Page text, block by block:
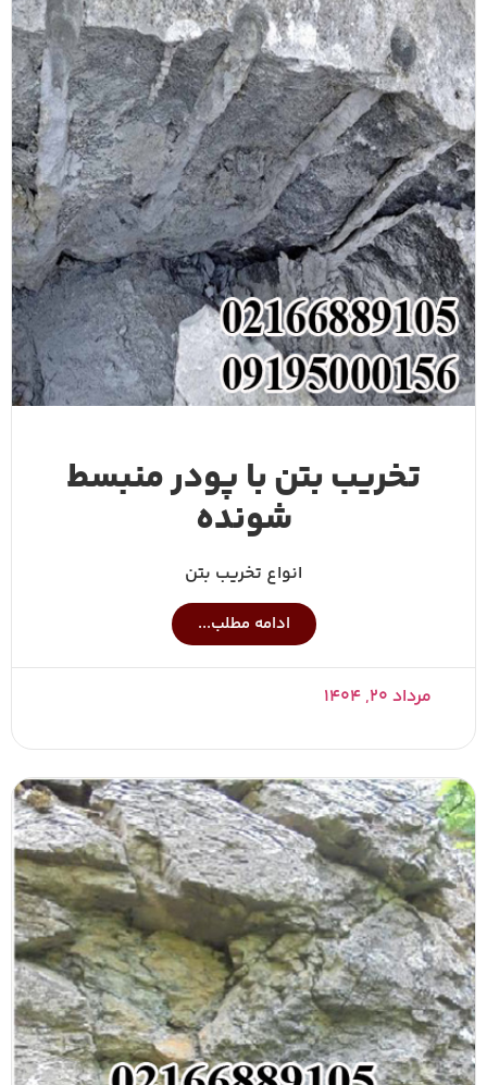
تخریب بتن با پودر منبسط
شونده
انواع تخریب بتن
ادامه مطلب...
مرداد ۲۰, ۱۴۰۴